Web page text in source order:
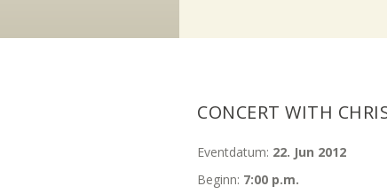
CONCERT WITH
Eventdatum: 22. Jun 2012
Beginn: 7:00 p.m.